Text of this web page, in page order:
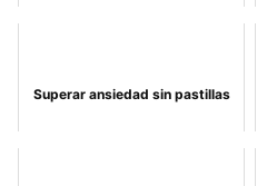
Superar ansiedad sin pastillas